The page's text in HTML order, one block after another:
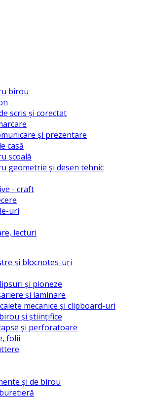
birou
scris și corectat
și prezentare
casă
școală
geometrie și desen tehnic
- craft
uri
lecturi
și blocnotes-uri
și pioneze
și laminare
mecanice și clipboard-uri
și științifice
și perforatoare
folii
și de birou